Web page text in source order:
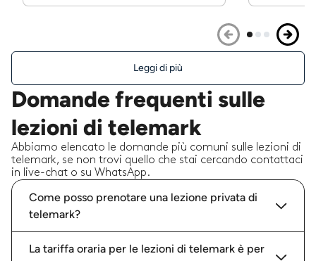
Leggi di più
Domande frequenti sulle
lezioni di telemark
Abbiamo elencato le domande più comuni sulle lezioni di
telemark, se non trovi quello che stai cercando contattaci
in live-chat o su WhatsApp.
Come posso prenotare una lezione privata di
telemark?
La tariffa oraria per le lezioni di telemark è per